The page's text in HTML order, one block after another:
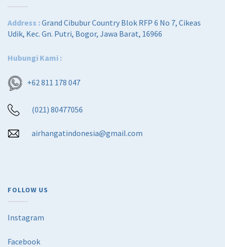
Address :Grand Cibubur Country Blok RFP 6 No 7, Cikeas
Udik, Kec. Gn. Putri, Bogor, Jawa Barat, 16966
Hubungi Kami :
+62 811 178 047
(021) 80477056
airhangatindonesia@gmail.com
FOLLOW US
Instagram
Facebook